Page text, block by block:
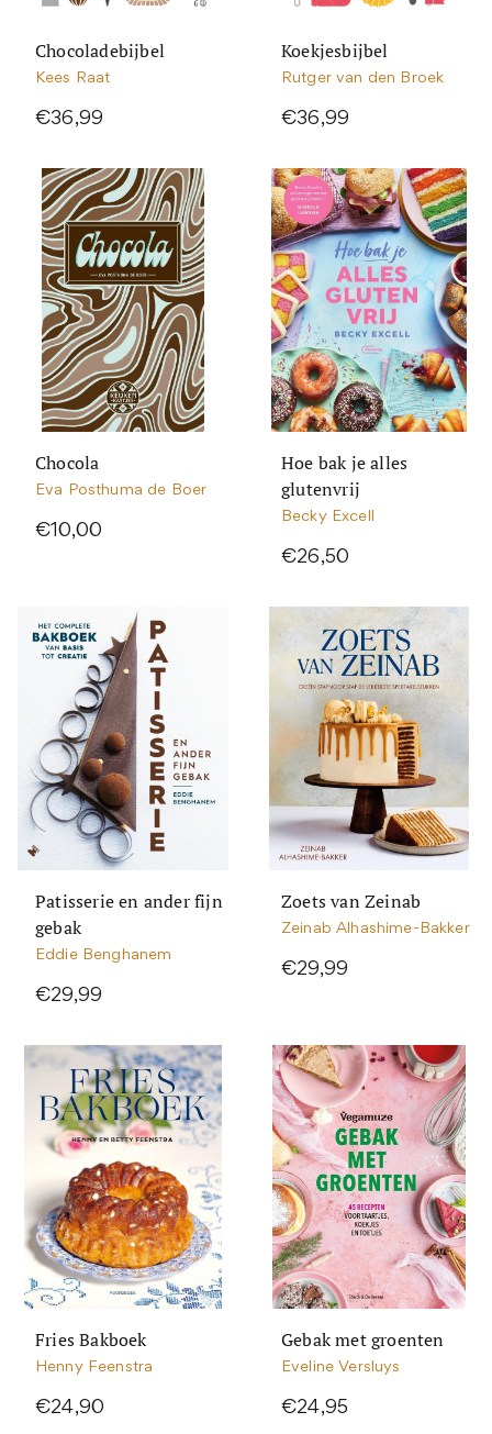
Chocoladebijbel
Kees Raat
€36,99
Koekjesbijbel
Rutger van den Broek
€36,99
Chocola
Eva Posthuma de Boer
€10,00
Hoe bak je alles
glutenvrij
Becky Excell
€26,50
Patisserie en ander fijn
gebak
Eddie Benghanem
€29,99
Zoets van Zeinab
Zeinab Alhashime-Bakker
€29,99
Fries Bakboek
Henny Feenstra
€24,90
Gebak met groenten
Eveline Versluys
€24,95